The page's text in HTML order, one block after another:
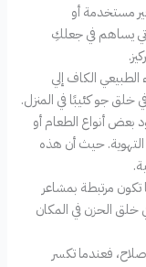
مستخدمة أو
يساهم في جعلكِ
الكاف إلي
خلق جو كئيبًا في المنزل.
بعض أنواع الطعام أو
التهوية. حيث أن هذه
تكون مرتبطة بمشاعر
خلق الحزن في المكان
فعندما تكسر